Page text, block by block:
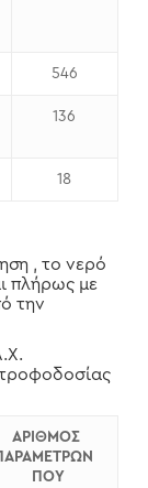
546
136
18
, το νερό
πλήρως με
την
ΑΡΙΘΜΟΣ
ΠΟΥ